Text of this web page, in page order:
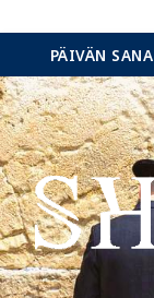
Hyppää
sisältöön
PÄIVÄN SANA